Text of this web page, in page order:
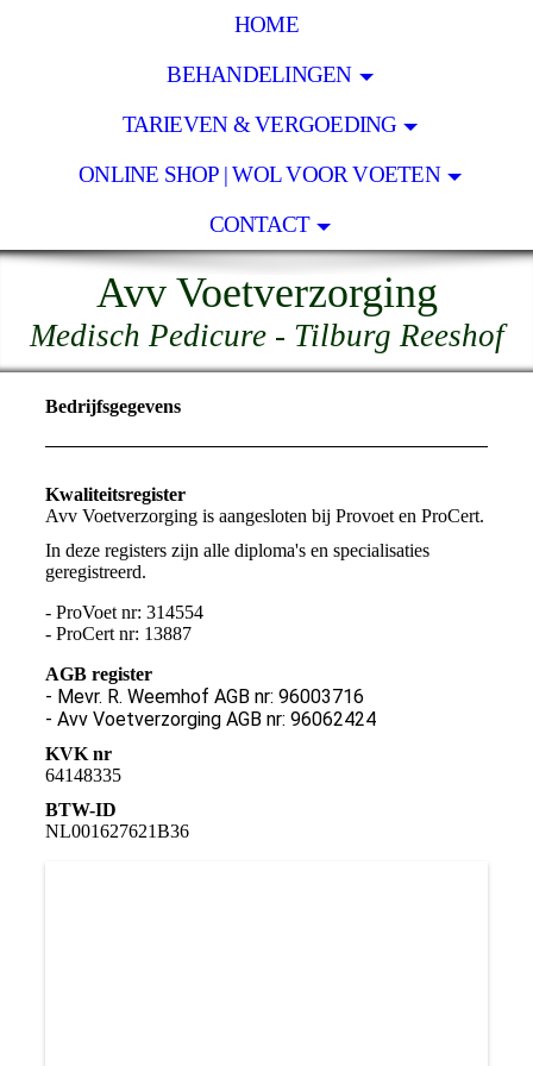
HOME
BEHANDELINGEN
TARIEVEN & VERGOEDING
ONLINE SHOP | WOL VOOR VOETEN
CONTACT
Avv Voetverzorging
Medisch Pedicure - Tilburg Reeshof
Bedrijfsgegevens
Kwaliteitsregister
Avv Voetverzorging is aangesloten bij Provoet en ProCert.
In deze registers zijn alle diploma's en specialisaties
geregistreerd.
- ProVoet nr: 314554
- ProCert nr: 13887
AGB register
- Mevr. R. Weemhof AGB nr: 96003716
- Avv Voetverzorging AGB nr: 96062424
KVK nr
64148335
BTW-ID
NL001627621B36